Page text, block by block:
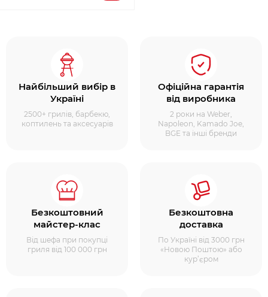
Найбільший вибір в
Україні
2500+ грилів, барбекю,
коптилень та аксесуарів
Офіційна гарантія
від виробника
2 роки на Weber,
Napoleon, Kamado Joe,
BGE та інші бренди
Безкоштовний
майстер-клас
Від шефа при покупці
гриля від 100 000 грн
Безкоштовна
доставка
По Україні від 3000 грн
«Новою Поштою» або
кур’єром